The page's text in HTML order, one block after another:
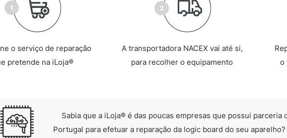
o serviço de reparação
pretende na iLoja®
A transportadora NACEX vai até si,
para recolher o equipamento
o
Sabia que a iLoja® é das poucas empresas que possui parceria
Portugal para efetuar a reparação da logic board do seu aparelho?